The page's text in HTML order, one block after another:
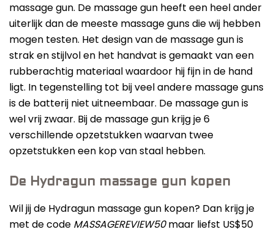
massage gun. De massage gun heeft een heel ander
uiterlijk dan de meeste massage guns die wij hebben
mogen testen. Het design van de massage gun is
strak en stijlvol en het handvat is gemaakt van een
rubberachtig materiaal waardoor hij fijn in de hand
ligt. In tegenstelling tot bij veel andere massage guns
is de batterij niet uitneembaar. De massage gun is
wel vrij zwaar. Bij de massage gun krijg je 6
verschillende opzetstukken waarvan twee
opzetstukken een kop van staal hebben.
De Hydragun massage gun kopen
Wil jij de Hydragun massage gun kopen? Dan krijg je
met de code MASSAGEREVIEW50maar liefst US$50